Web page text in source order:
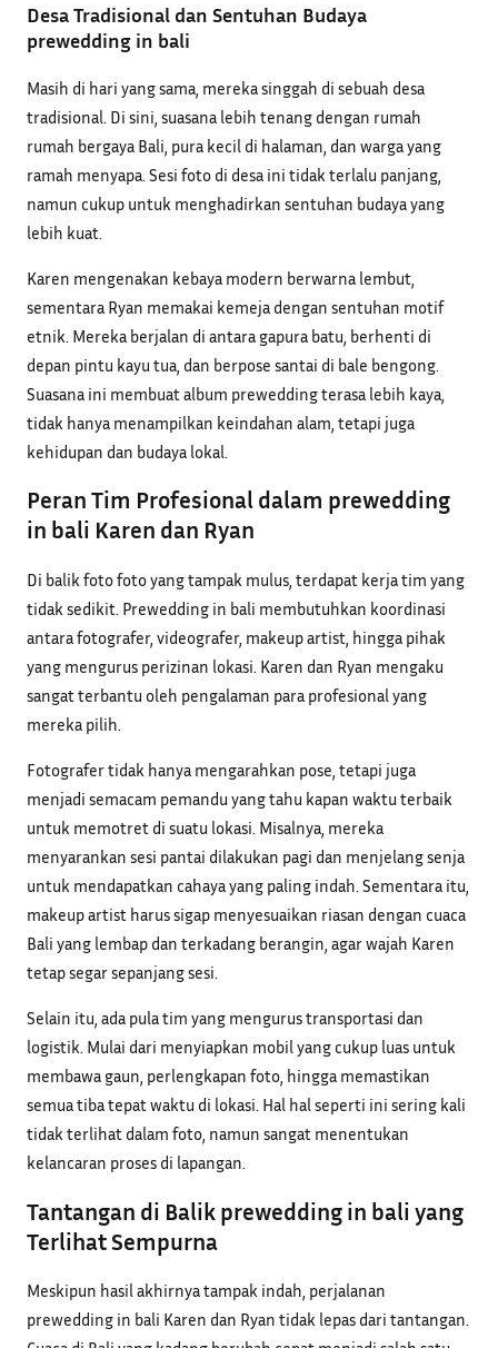
Desa Tradisional dan Sentuhan Budaya
prewedding in bali
Masih di hari yang sama, mereka singgah di sebuah desa
tradisional. Di sini, suasana lebih tenang dengan rumah
rumah bergaya Bali, pura kecil di halaman, dan warga yang
ramah menyapa. Sesi foto di desa ini tidak terlalu panjang,
namun cukup untuk menghadirkan sentuhan budaya yang
lebih kuat.
Karen mengenakan kebaya modern berwarna lembut,
sementara Ryan memakai kemeja dengan sentuhan motif
etnik. Mereka berjalan di antara gapura batu, berhenti di
depan pintu kayu tua, dan berpose santai di bale bengong.
Suasana ini membuat album prewedding terasa lebih kaya,
tidak hanya menampilkan keindahan alam, tetapi juga
kehidupan dan budaya lokal.
Peran Tim Profesional dalam prewedding
in bali Karen dan Ryan
Di balik foto foto yang tampak mulus, terdapat kerja tim yang
tidak sedikit. Prewedding in bali membutuhkan koordinasi
antara fotografer, videografer, makeup artist, hingga pihak
yang mengurus perizinan lokasi. Karen dan Ryan mengaku
sangat terbantu oleh pengalaman para profesional yang
mereka pilih.
Fotografer tidak hanya mengarahkan pose, tetapi juga
menjadi semacam pemandu yang tahu kapan waktu terbaik
untuk memotret di suatu lokasi. Misalnya, mereka
menyarankan sesi pantai dilakukan pagi dan menjelang senja
untuk mendapatkan cahaya yang paling indah. Sementara itu,
makeup artist harus sigap menyesuaikan riasan dengan cuaca
Bali yang lembap dan terkadang berangin, agar wajah Karen
tetap segar sepanjang sesi.
Selain itu, ada pula tim yang mengurus transportasi dan
logistik. Mulai dari menyiapkan mobil yang cukup luas untuk
membawa gaun, perlengkapan foto, hingga memastikan
semua tiba tepat waktu di lokasi. Hal hal seperti ini sering kali
tidak terlihat dalam foto, namun sangat menentukan
kelancaran proses di lapangan.
Tantangan di Balik prewedding in bali yang
Terlihat Sempurna
Meskipun hasil akhirnya tampak indah, perjalanan
prewedding in bali Karen dan Ryan tidak lepas dari tantangan.